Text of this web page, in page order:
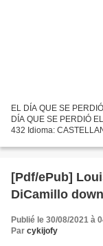
EL DÍA QUE SE
DÍA QUE SE PERDIÓ
432 Idioma:
[Pdf/ePub]
DiCamillo
Publié le 30/08/2021 à
Par cykijofy